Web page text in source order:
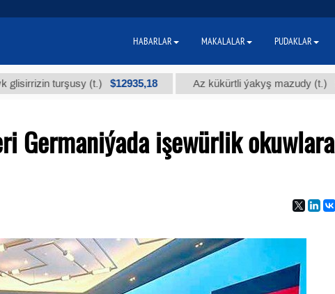
turşusy (t.) $12935,18 Az kükürtli ýakyş mazudy (t.) $300
Germaniýada işewürlik okuwlara
HABARLAR MAKALALAR PUDAKLAR